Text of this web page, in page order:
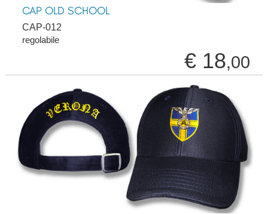
CAP OLD SCHOOL
CAP-012
regolabile
€ 18,00